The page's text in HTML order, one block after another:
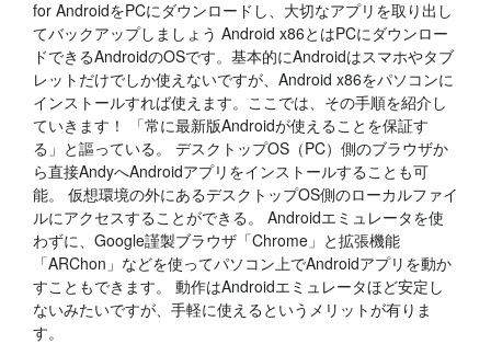
for AndroidをPCにダウンロードし、大切なアプリを取り出し
てバックアップしましょう Android x86とはPCにダウンロー
ドできるAndroidのOSです。基本的にAndroidはスマホやタブ
レットだけでしか使えないですが、Android x86をパソコンに
インストールすれば使えます。ここでは、その手順を紹介し
ていきます！ 「常に最新版Androidが使えることを保証す
る」と謳っている。 デスクトップOS（PC）側のブラウザか
ら直接AndyへAndroidアプリをインストールすることも可
能。 仮想環境の外にあるデスクトップOS側のローカルファイ
ルにアクセスすることができる。 Androidエミュレータを使
わずに、Google謹製ブラウザ「Chrome」と拡張機能
「ARChon」などを使ってパソコン上でAndroidアプリを動か
すこともできます。 動作はAndroidエミュレータほど安定し
ないみたいですが、手軽に使えるというメリットが有りま
す。